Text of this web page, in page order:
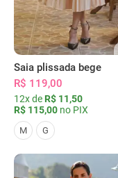
Saia plissada bege
R$ 119,00
12x de R$ 11,50
R$ 115,00 no PIX
M G